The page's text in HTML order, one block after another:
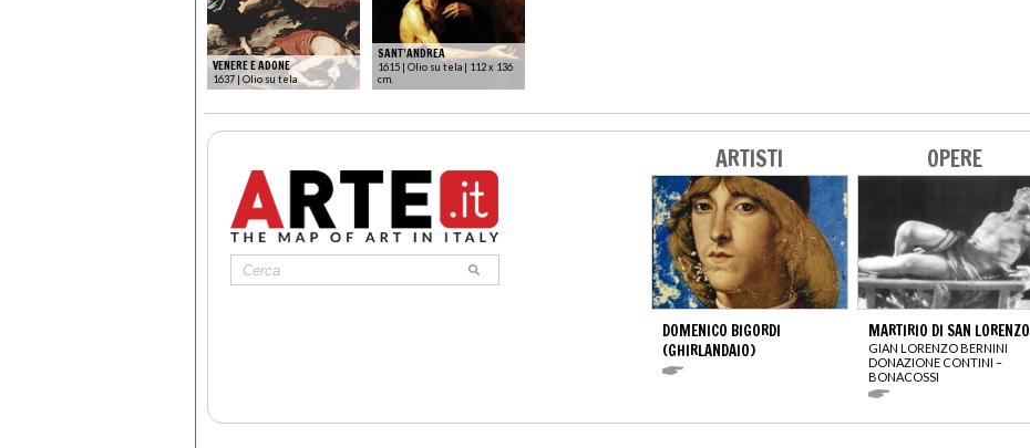
VENERE E ADONE
1637 | Olio su tela
SANT’ANDREA
1615 | Olio su tela | 112 x 136
cm.
ARTISTI
DOMENICO BIGORDI
(GHIRLANDAIO)
OPERE
MARTIRIO DI SAN LORENZO
GIAN LORENZO BERNINI
DONAZIONE CONTINI –
BONACOSSI